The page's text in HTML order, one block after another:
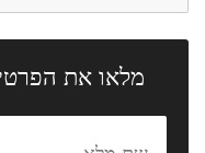
מלאו את